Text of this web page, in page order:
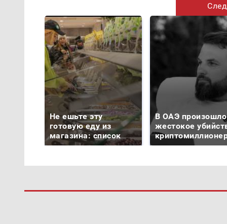
Не ешьте эту
готовую еду из
магазина: список
В ОАЭ произошло
жестокое